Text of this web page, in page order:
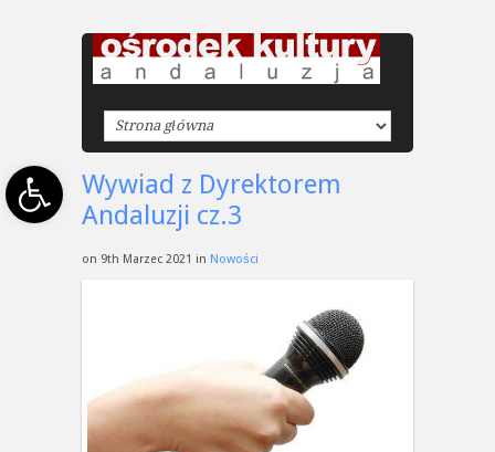
Open toolbarWywiad z Dyrektorem
Andaluzji cz.3
on 9th Marzec 2021 in Nowości